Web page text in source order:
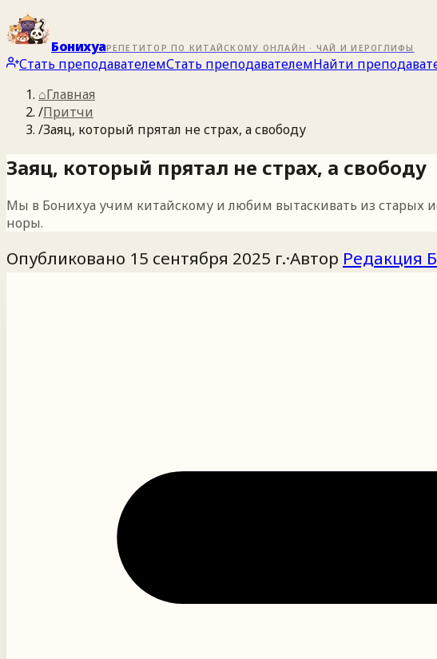
БонихуаРЕПЕТИТОР ПО КИТАЙСКОМУ ОНЛАЙН · ЧАЙ И ИЕРОГЛИФЫ
Стать преподавателемСтать преподавателемНайти
⌂Главная
/Притчи
/Заяц, который прятал не страх, а свободу
Заяц, который прятал не страх, а свободу
Мы в Бонихуа учим китайскому и любим вытаскивать из старых
норы.
Опубликовано 15 сентября 2025 г.·Автор Редакция